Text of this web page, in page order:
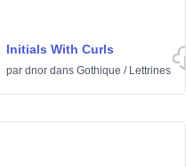
Initials With Curls
par dnor dans Gothique / Lettrines